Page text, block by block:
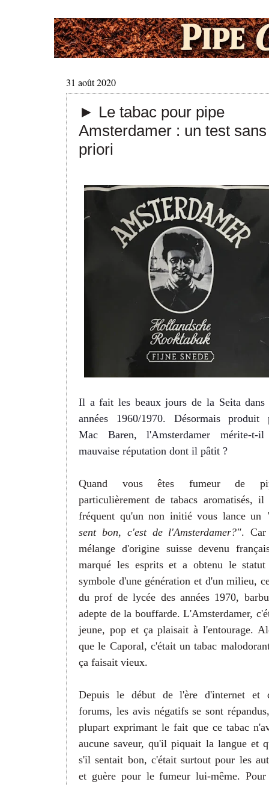
31 août 2020
► Le tabac pour pipe
Amsterdamer : un test
priori
Il a fait les beaux jours de la Seita dans
années 1960/1970. Désormais produit
Mac Baren, l'Amsterdamer mérite-t-
mauvaise réputation dont il pâtit ?
Quand vous êtes fumeur de
particulièrement de tabacs aromatisés, il
fréquent qu'un non initié vous lance un
sent bon, c'est de l'Amsterdamer?". Car
mélange d'origine suisse devenu
marqué les esprits et a obtenu le statut
symbole d'une génération et d'un milieu,
du prof de lycée des années 1970,
adepte de la bouffarde. L'Amsterdamer,
jeune, pop et ça plaisait à l'entourage.
que le Caporal, c'était un tabac
ça faisait vieux.
Depuis le début de l'ère d'internet et
forums, les avis négatifs se sont
plupart exprimant le fait que ce tabac
aucune saveur, qu'il piquait la langue et
s'il sentait bon, c'était surtout pour les
et guère pour le fumeur lui-même. Pour